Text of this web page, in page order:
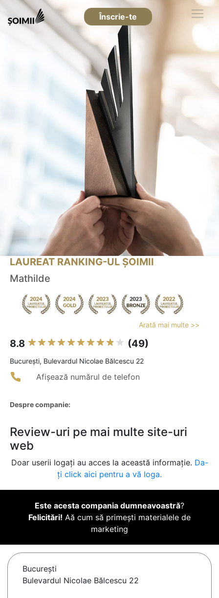
Înscrie-te
LAUREAT RANKING-UL ȘOIMII
Mathilde
Arată mai multe >>
8.8 (49)
Bucureşti, Bulevardul Nicolae Bălcescu 22
Afișează numărul de telefon
Despre companie:
Review-uri pe mai multe site-uri
web
Doar userii logați au acces la această informație. Da-
ți click aici pentru a vă loga.
Este acesta compania dumneavoastră?
Felicitări! Aă cum să primești materialele de
marketing
Bucureşti
Bulevardul Nicolae Bălcescu 22